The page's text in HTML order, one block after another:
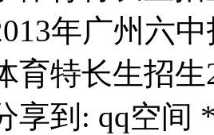
年广州六
育特长生招
享到: qq空间